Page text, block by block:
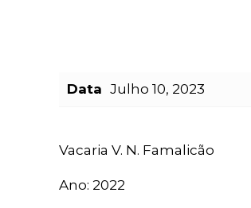
Data Julho 10, 2023
Vacaria V. N. Famalicão
Ano: 2022